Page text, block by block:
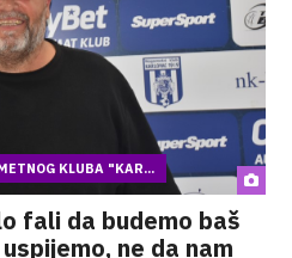
KLUBA "KAR...
fali da budemo baš
ne da nam